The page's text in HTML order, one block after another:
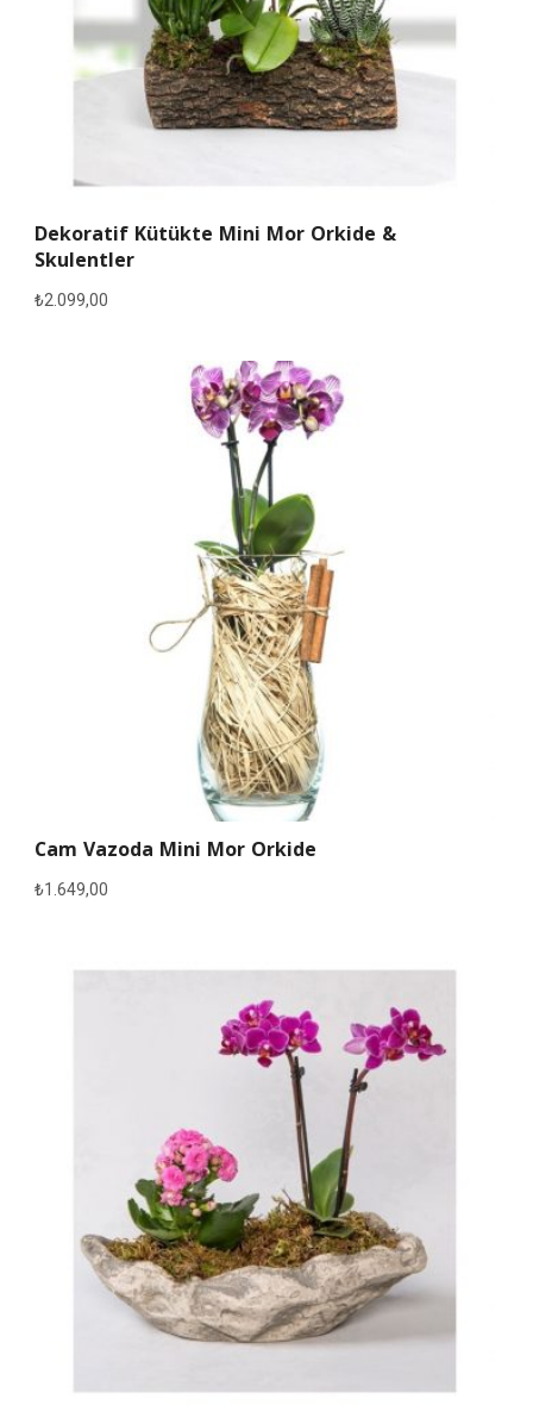
Dekoratif Kütükte Mini Mor Orkide &
Skulentler
₺2.099,00
Cam Vazoda Mini Mor Orkide
₺1.649,00